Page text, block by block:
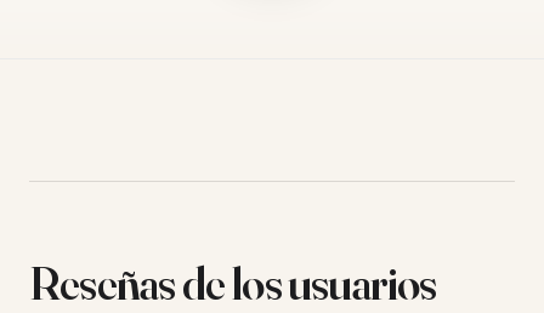
Reseñas de los usuarios